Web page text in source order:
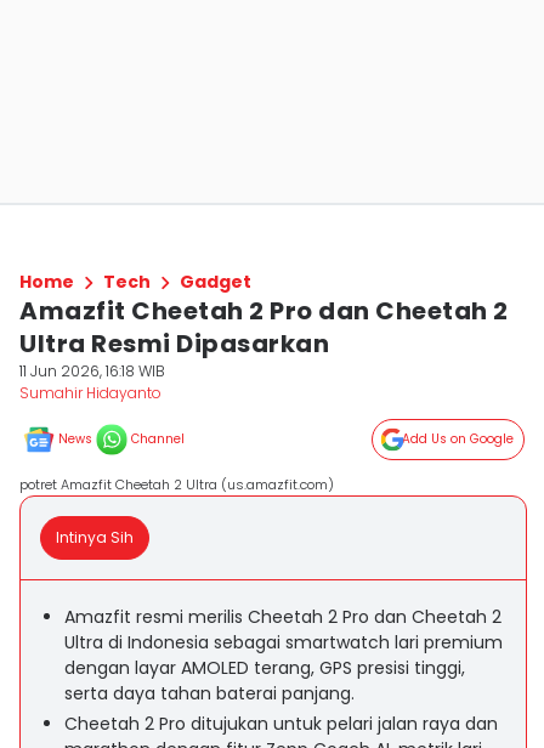
Home Tech Gadget
Amazfit Cheetah 2 Pro dan Cheetah 2
Ultra Resmi Dipasarkan
11 Jun 2026, 16:18 WIB
Sumahir Hidayanto
News Channel Add Us on Google
potret Amazfit Cheetah 2 Ultra (us.amazfit.com)
Intinya Sih
Amazfit resmi merilis Cheetah 2 Pro dan Cheetah 2
Ultra di Indonesia sebagai smartwatch lari premium
dengan layar AMOLED terang, GPS presisi tinggi,
serta daya tahan baterai panjang.
Cheetah 2 Pro ditujukan untuk pelari jalan raya dan